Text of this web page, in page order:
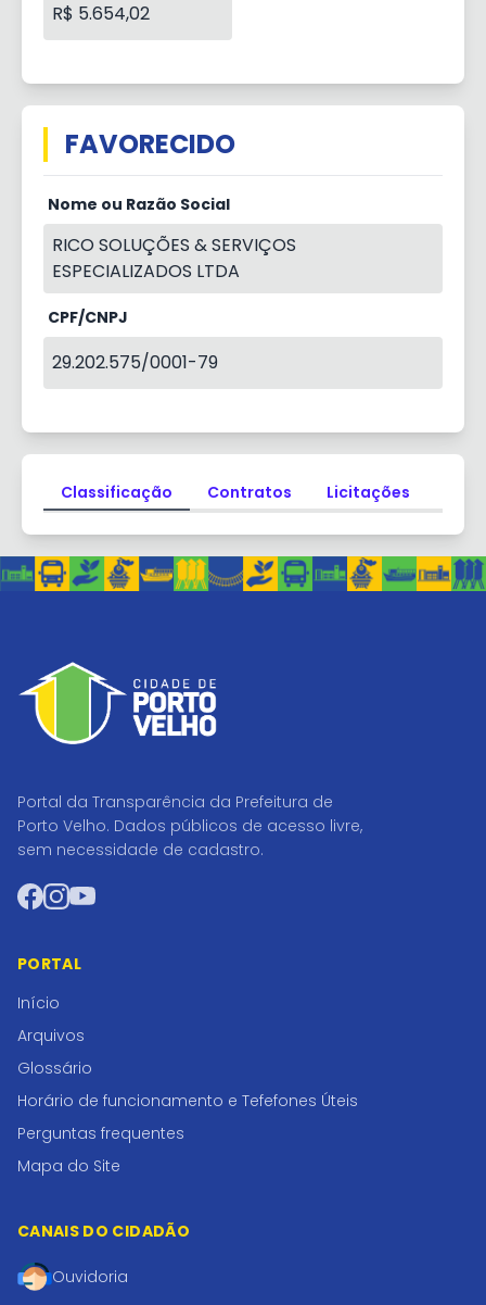
R$ 5.654,02
FAVORECIDO
Nome ou Razão Social
RICO SOLUÇÕES & SERVIÇOS
ESPECIALIZADOS LTDA
CPF/CNPJ
29.202.575/0001-79
Classificação Contratos Licitações
Portal da Transparência da Prefeitura de
Porto Velho. Dados públicos de acesso livre,
sem necessidade de cadastro.
Facebook
Instagram
YouTube
PORTAL
Início
Arquivos
Glossário
Horário de funcionamento e Tefefones Úteis
Perguntas frequentes
Mapa do Site
CANAIS DO CIDADÃO
Ouvidoria